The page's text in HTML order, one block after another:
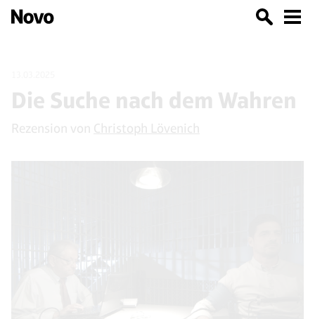
Die Suche nach dem Wahren
Rezension von Christoph Lövenich